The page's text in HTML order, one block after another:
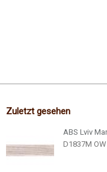
Zuletzt gesehen
ABS Lviv
D1837M